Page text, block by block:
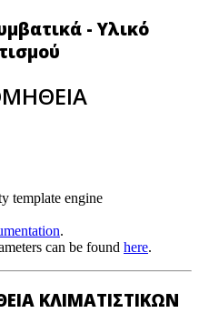
- Υλικό
template engine
.
can be found here.
ΚΛΙΜΑΤΙΣΤΙΚΩΝ